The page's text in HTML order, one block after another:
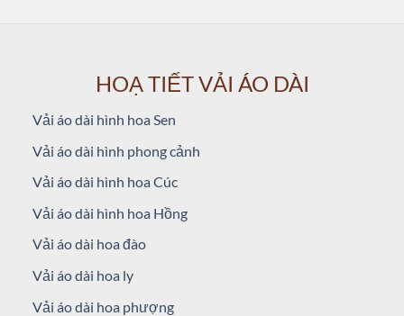
HOẠ TIẾT VẢI ÁO DÀI
Vải áo dài hình hoa Sen
Vải áo dài hình phong cảnh
Vải áo dài hình hoa Cúc
Vải áo dài hình hoa Hồng
Vải áo dài hoa đào
Vải áo dài hoa ly
Vải áo dài hoa phượng